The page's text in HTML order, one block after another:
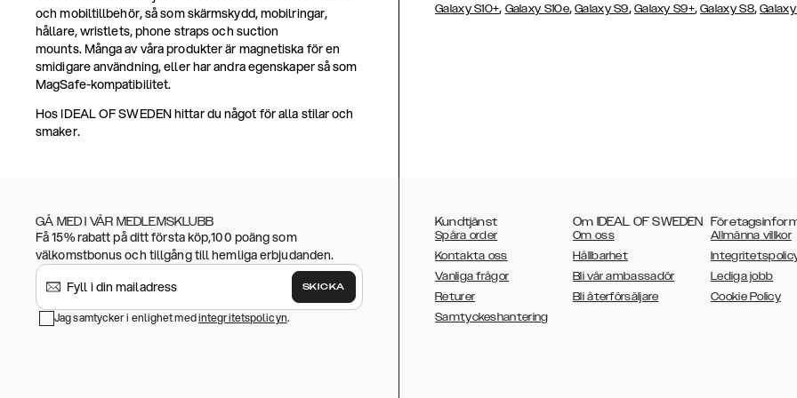
och mobiltillbehör, så som skärmskydd, mobilringar,
hållare, wristlets, phone straps och suction
mounts. Många av våra produkter är magnetiska för en
smidigare användning, eller har andra egenskaper så som
MagSafe-kompatibilitet.
Hos IDEAL OF SWEDEN hittar du något för alla stilar och
smaker.
Galaxy S10+, Galaxy S10e,Galaxy S9, Galaxy S9+,Galaxy S8,
GÅ MED I VÅR MEDLEMSKLUBB
Få 15% rabatt på ditt första köp,100 poäng som
välkomstbonus och tillgång till hemliga erbjudanden.
SKICKA
Jag samtycker i enlighet medintegritetspolicyn.
Kundtjänst
Spåra order
Kontakta oss
Vanliga frågor
Returer
Samtyckeshantering
Om IDEAL OF SWEDEN
Om oss
Hållbarhet
Bli vår ambassadör
Bli återförsäljare
Allmänna villkor
Lediga jobb
Cookie Policy
AUSTRALIA